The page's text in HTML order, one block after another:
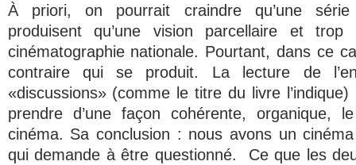
À priori, on pourrait craindre qu’une série
produisent qu’une vision parcellaire et trop
cinématographie nationale. Pourtant, dans ce
contraire qui se produit. La lecture de
«discussions» (comme le titre du livre
prendre d’une façon cohérente, organique,
cinéma. Sa conclusion : nous avons un
qui demande à être questionné. Ce que les